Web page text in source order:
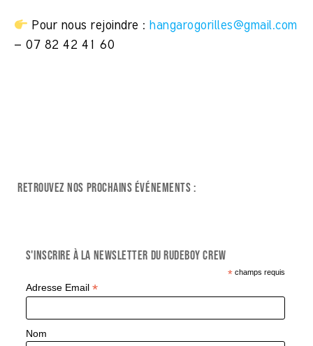
Pour nous rejoindre : hangarogorilles@gmail.com
– 07 82 42 41 60
Retrouvez nos prochains événements :
S'inscrire à la Newsletter du Rudeboy Crew
*champs requis
Adresse Email *
Nom